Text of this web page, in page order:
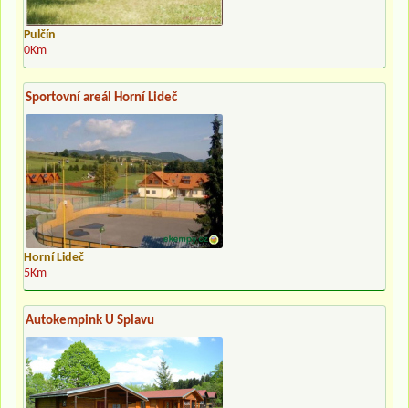
Pulčín
0Km
Sportovní areál Horní Lideč
Horní Lideč
5Km
Autokempink U Splavu